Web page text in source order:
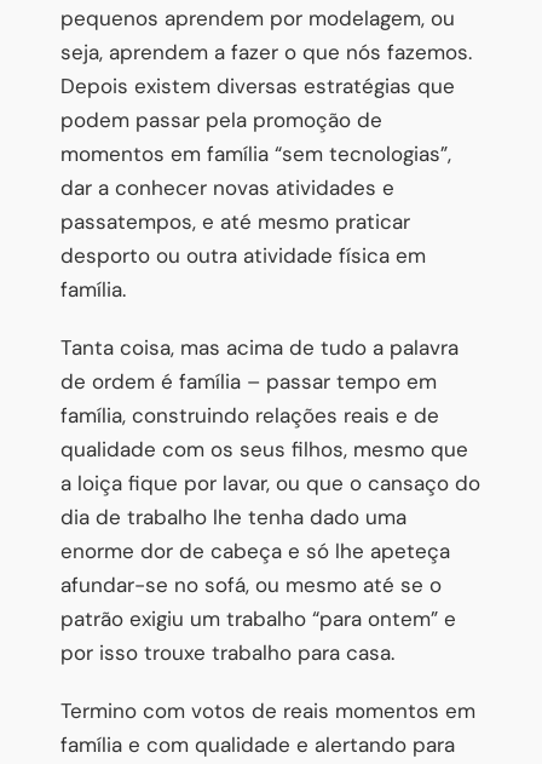
pequenos aprendem por modelagem, ou
seja, aprendem a fazer o que nós fazemos.
Depois existem diversas estratégias que
podem passar pela promoção de
momentos em família “sem tecnologias”,
dar a conhecer novas atividades e
passatempos, e até mesmo praticar
desporto ou outra atividade física em
família.
Tanta coisa, mas acima de tudo a palavra
de ordem é família – passar tempo em
família, construindo relações reais e de
qualidade com os seus filhos, mesmo que
a loiça fique por lavar, ou que o cansaço do
dia de trabalho lhe tenha dado uma
enorme dor de cabeça e só lhe apeteça
afundar-se no sofá, ou mesmo até se o
patrão exigiu um trabalho “para ontem” e
por isso trouxe trabalho para casa.
Termino com votos de reais momentos em
família e com qualidade e alertando para